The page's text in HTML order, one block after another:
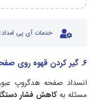
خدمات آی پی امداد:
6. گیر کردن قهوه روی صفحه هد گروپ
انسداد صفحه هدگروپ
مسئله به کاهش فشار